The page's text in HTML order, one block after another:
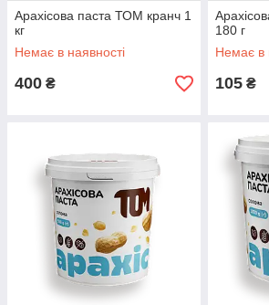
Арахісова паста ТОМ кранч 1
кг
Немає в наявності
400 ₴
180 г
Немає в
105 ₴